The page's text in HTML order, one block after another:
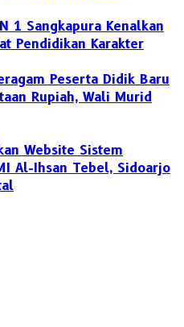
1 Sangkapura Kenalkan
Pendidikan Karakter
Peserta Didik Baru
Rupiah, Wali Murid
Website Sistem
Al-Ihsan Tebel, Sidoarjo